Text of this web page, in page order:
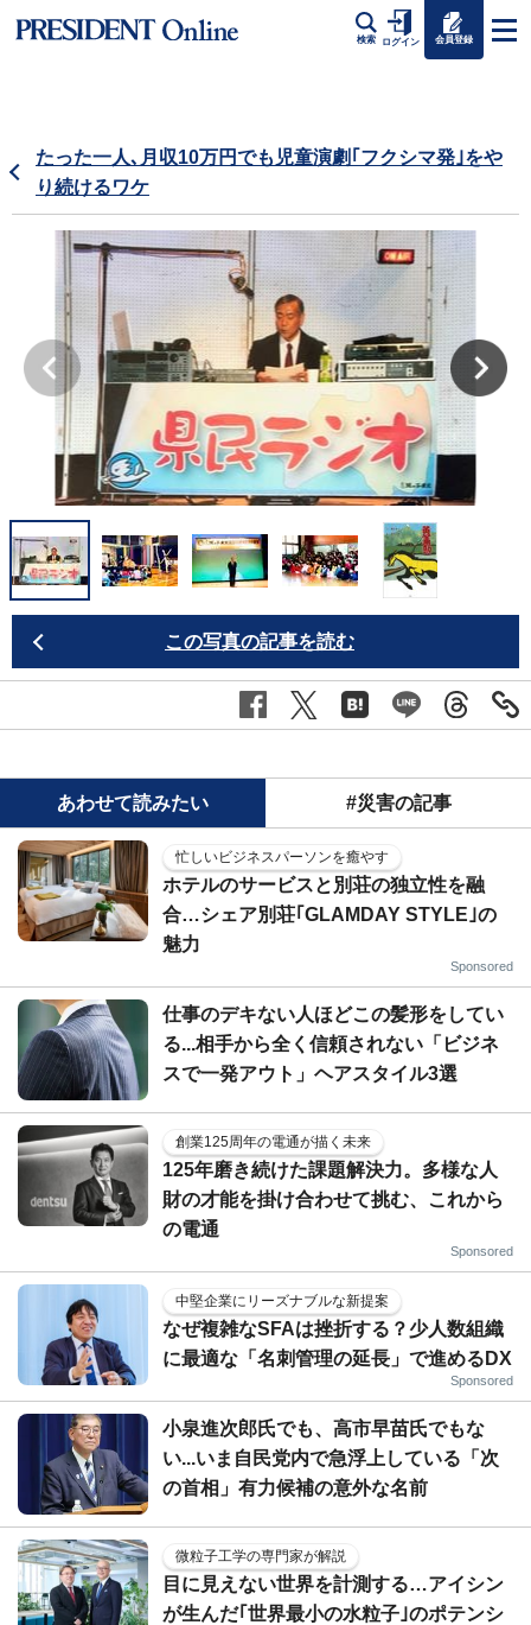
検索 ログイン 会員登録
たった一人､月収10万円でも児童演劇｢フクシマ発｣をや
り続けるワケ
この写真の記事を読む
あわせて読みたい #災害の記事
忙しいビジネスパーソンを癒やす
ホテルのサービスと別荘の独立性を融
合…シェア別荘｢GLAMDAY STYLE｣の
魅力
Sponsored
仕事のデキない人ほどこの髪形をしてい
る...相手から全く信頼されない「ビジネ
スで一発アウト」ヘアスタイル3選
創業125周年の電通が描く未来
125年磨き続けた課題解決力。多様な人
財の才能を掛け合わせて挑む、これから
の電通
Sponsored
中堅企業にリーズナブルな新提案
なぜ複雑なSFAは挫折する？少人数組織
に最適な「名刺管理の延長」で進めるDX
Sponsored
小泉進次郎氏でも、高市早苗氏でもな
い...いま自民党内で急浮上している「次
の首相」有力候補の意外な名前
微粒子工学の専門家が解説
目に見えない世界を計測する…アイシン
が生んだ｢世界最小の水粒子｣のポテンシ